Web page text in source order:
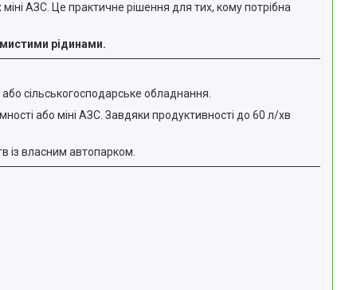
АЗС. Це практичне рішення для тих, кому потрібна
рідинами.
сільськогосподарське обладнання.
або міні АЗС. Завдяки продуктивності до 60 л/хв
із власним автопарком.